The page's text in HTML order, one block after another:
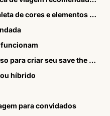
Estética rústica-chique: paleta de cores e elementos visuais inspirados em Trancoso
Ferramentas e passo a passo para criar seu save the date
híbrido
para convidados